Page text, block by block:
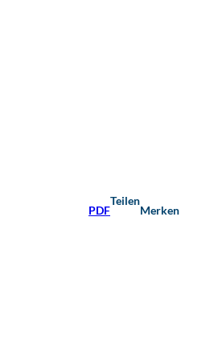
PDF
Teilen
Merken